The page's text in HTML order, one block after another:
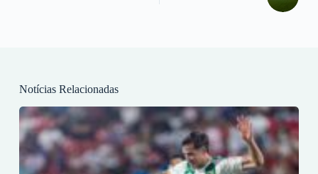
Notícias Relacionadas